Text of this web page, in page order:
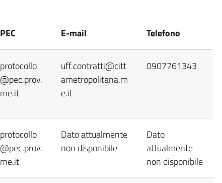
PEC E-mail Telefono
protocollo
@pec.prov.
me.it
uff.contratti@citt
ametropolitana.m
e.it
0907761343
protocollo
@pec.prov.
me.it
Dato attualmente
non disponibile
Dato
attualmente
non disponibile